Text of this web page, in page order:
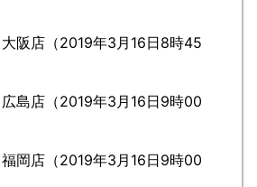
阪店（2019年3月16日8時45
島店（2019年3月16日9時00
岡店（2019年3月16日9時00